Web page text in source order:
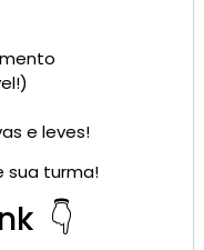
e leves!
sua turma!
👇